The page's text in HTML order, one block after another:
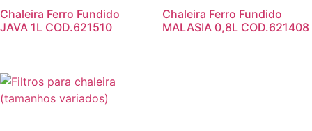
Chaleira Ferro Fundido
JAVA 1L COD.621510
Chaleira Ferro Fundido
MALASIA 0,8L COD.621408